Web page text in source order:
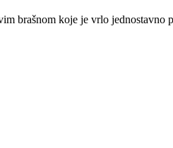
brašnom koje je vrlo